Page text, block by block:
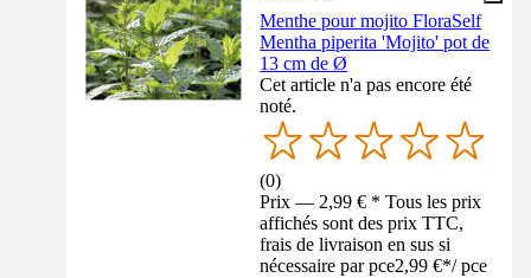
Menthe pour mojito FloraSelf
Mentha piperita 'Mojito' pot de
13 cm de Ø
Cet article n'a pas encore été
noté.
(0)
Prix — 2,99 € * Tous les prix
affichés sont des prix TTC,
frais de livraison en sus si
nécessaire par pce2,99 €*/ pce